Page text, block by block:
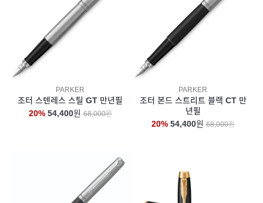
PARKER
조터 스텐레스 스틸 GT 만년필
20% 54,400원 68,000원
PARKER
조터 본드 스트리트 블랙 CT 만
년필
20% 54,400원 68,000원